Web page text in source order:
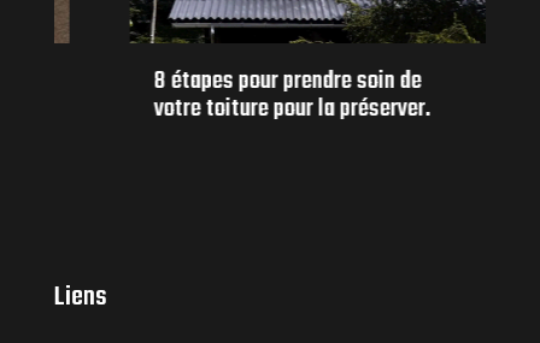
8 étapes pour prendre soin de
votre toiture pour la préserver.
Liens